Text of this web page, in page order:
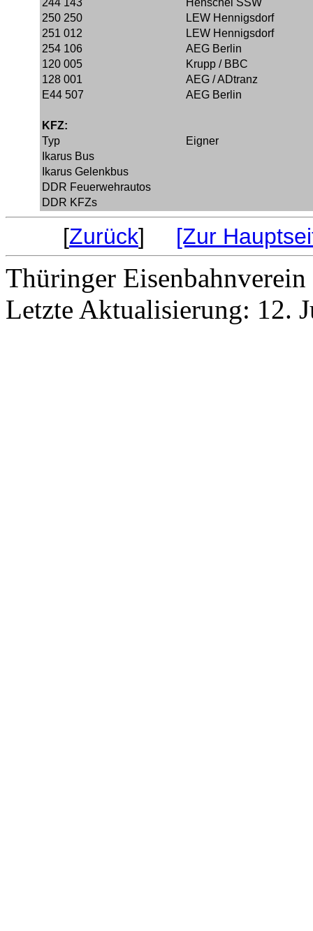
244 143
Henschel SSW
250 250
LEW Hennigsdorf
251 012
LEW Hennigsdorf
254 106
AEG Berlin
120 005
Krupp / BBC
128 001
AEG / ADtranz
E44 507
AEG Berlin
KFZ:
Typ
Eigner
Ikarus Bus
Ikarus Gelenkbus
DDR Feuerwehrautos
DDR KFZs
[Zurück] [Zur
Thüringer Eisenbahnverein
Letzte Aktualisierung: 12.